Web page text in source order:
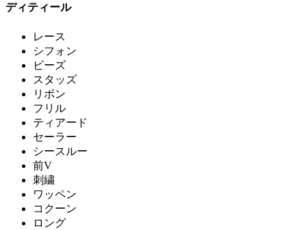
ディティール
レース
シフォン
ビーズ
スタッズ
リボン
フリル
ティアード
セーラー
シースルー
前V
刺繍
ワッペン
コクーン
ロング